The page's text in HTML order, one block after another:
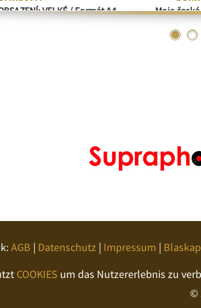
VELKÉ / Formát A4 Moje česká
AGB | Datenschutz | Impressum |
COOKIES um das Nutzererlebnis zu
©